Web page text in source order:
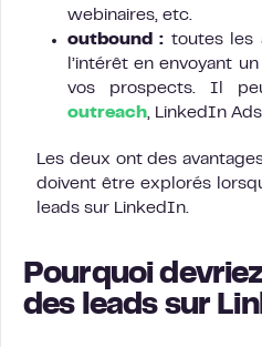
webinaires, etc.
outbound : toutes les
l’intérêt en envoyant
vos prospects. Il
outreach, LinkedIn
Les deux ont des
doivent être explorés
leads sur LinkedIn.
Pourquoi
des leads sur